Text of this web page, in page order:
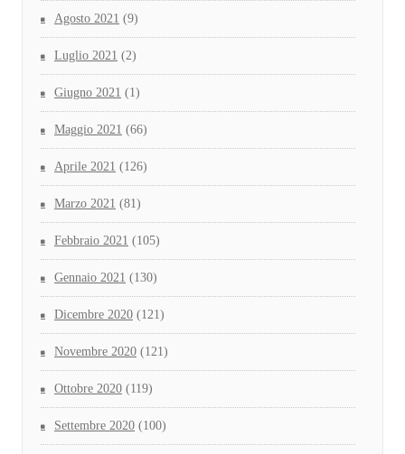
Agosto 2021 (9)
Luglio 2021 (2)
Giugno 2021 (1)
Maggio 2021 (66)
Aprile 2021 (126)
Marzo 2021 (81)
Febbraio 2021 (105)
Gennaio 2021 (130)
Dicembre 2020 (121)
Novembre 2020 (121)
Ottobre 2020 (119)
Settembre 2020 (100)